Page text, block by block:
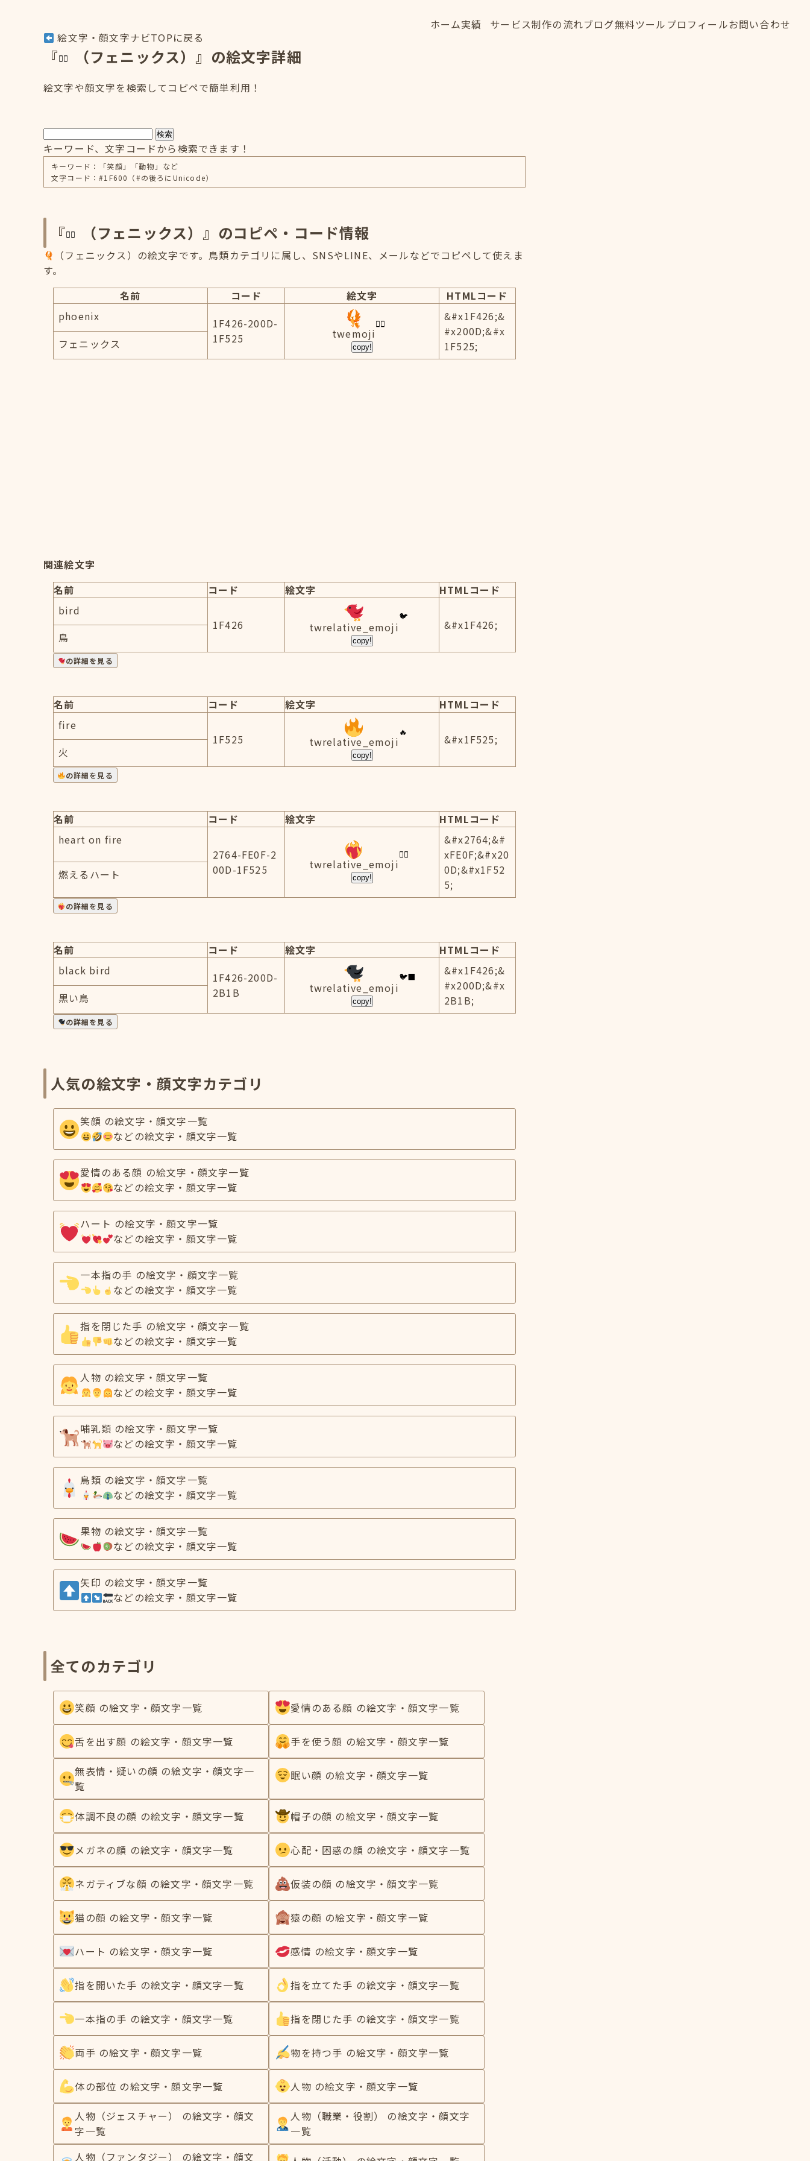
ホーム実績
サービス制作の流れブログ無料ツール プロフィールお問い合わせ
絵文字・顔文字ナビTOPに戻る
『 （フェニックス）』の絵文字詳細
絵文字や顔文字を検索してコピペで簡単利用！
検索
キーワード、文字コードから検索できます！
キーワード：「笑顔」「動物」など
文字コード：#1F600（#の後ろにUnicode）
『 （フェニックス）』のコピペ・コード情報
（フェニックス）の絵文字です。鳥類カテゴリに属し、SNSやLINE、メールなどでコピペして使えま
す。
名前
コード 絵文字
HTMLコード
phoenix
1F426-200D-
1F525
twemoji
copy!
&#x1F426;&
#x200D;&#x
1F525;
フェニックス
関連絵文字
名前
コード 絵文字
HTMLコード
bird
1F426
twrelative_emoji
copy!
&#x1F426;
鳥
の詳細を見る
名前 コード 絵文字
HTMLコード
fire
1F525
twrelative_emoji
copy!
&#x1F525;
火
の詳細を見る
名前 コード 絵文字
HTMLコード
heart on fire
2764-FE0F-2
00D-1F525
twrelative_emoji
copy!
&#x2764;&#
xFE0F;&#x20
0D;&#x1F52
5;
燃えるハート
の詳細を見る
名前 コード 絵文字
HTMLコード
black bird
1F426-200D-
2B1B
twrelative_emoji
copy!
&#x1F426;&
#x200D;&#x
2B1B;
黒い鳥
の詳細を見る
人気の絵文字・顔文字カテゴリ
笑顔 の絵文字・顔文字一覧
などの絵文字・顔文字一覧
愛情のある顔 の絵文字・顔文字一覧
などの絵文字・顔文字一覧
ハート の絵文字・顔文字一覧
などの絵文字・顔文字一覧
一本指の手 の絵文字・顔文字一覧
などの絵文字・顔文字一覧
指を閉じた手 の絵文字・顔文字一覧
などの絵文字・顔文字一覧
人物 の絵文字・顔文字一覧
などの絵文字・顔文字一覧
哺乳類 の絵文字・顔文字一覧
などの絵文字・顔文字一覧
鳥類 の絵文字・顔文字一覧
などの絵文字・顔文字一覧
果物 の絵文字・顔文字一覧
などの絵文字・顔文字一覧
矢印 の絵文字・顔文字一覧
などの絵文字・顔文字一覧
全てのカテゴリ
笑顔 の絵文字・顔文字一覧 愛情のある顔 の絵文字・顔文字一覧
舌を出す顔 の絵文字・顔文字一覧 手を使う顔 の絵文字・顔文字一覧
無表情・疑いの顔 の絵文字・顔文字一
覧
眠い顔 の絵文字・顔文字一覧
体調不良の顔 の絵文字・顔文字一覧 帽子の顔 の絵文字・顔文字一覧
メガネの顔 の絵文字・顔文字一覧 心配・困惑の顔 の絵文字・顔文字一覧
ネガティブな顔 の絵文字・顔文字一覧 仮装の顔 の絵文字・顔文字一覧
猫の顔 の絵文字・顔文字一覧 猿の顔 の絵文字・顔文字一覧
ハート の絵文字・顔文字一覧 感情 の絵文字・顔文字一覧
指を開いた手 の絵文字・顔文字一覧 指を立てた手 の絵文字・顔文字一覧
一本指の手 の絵文字・顔文字一覧 指を閉じた手 の絵文字・顔文字一覧
両手 の絵文字・顔文字一覧 物を持つ手 の絵文字・顔文字一覧
体の部位 の絵文字・顔文字一覧 人物 の絵文字・顔文字一覧
人物（ジェスチャー） の絵文字・顔文
字一覧
人物（職業・役割） の絵文字・顔文字
一覧
人物（ファンタジー） の絵文字・顔文